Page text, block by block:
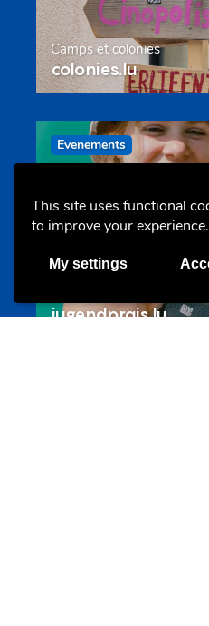
This site uses functional
to improve your experience.
My settings
Camps et colonies
colonies.lu
Evenements
jugendprais.lu